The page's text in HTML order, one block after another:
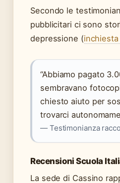
Secondo le
pubblicitari ci sono
depressione (
“Abbiamo pagato
sembravano
chiesto aiuto per
trovarci
— Testimonianza
Recensioni Scuola
La sede di Cassino